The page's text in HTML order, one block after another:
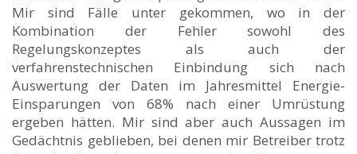
Mir sind Fälle unter gekommen, wo in der
Kombination der Fehler sowohl des
Regelungskonzeptes als auch der
verfahrenstechnischen Einbindung sich nach
Auswertung der Daten im Jahresmittel Energie-
Einsparungen von 68% nach einer Umrüstung
ergeben hätten. Mir sind aber auch Aussagen im
Gedächtnis geblieben, bei denen mir Betreiber trotz